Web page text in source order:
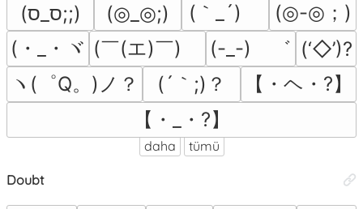
(ס_ס;;)
(◎_◎;) (｀_´)ゞ
(◎-◎；)
(・_・ヾ (￣(エ)￣)ゞ (-_-)ゞ゛ (‘◇’)?
ヽ(゜Q。)ノ？
(´｀;)？
【・ヘ・?】
【・_・?】
daha tümü
Doubt